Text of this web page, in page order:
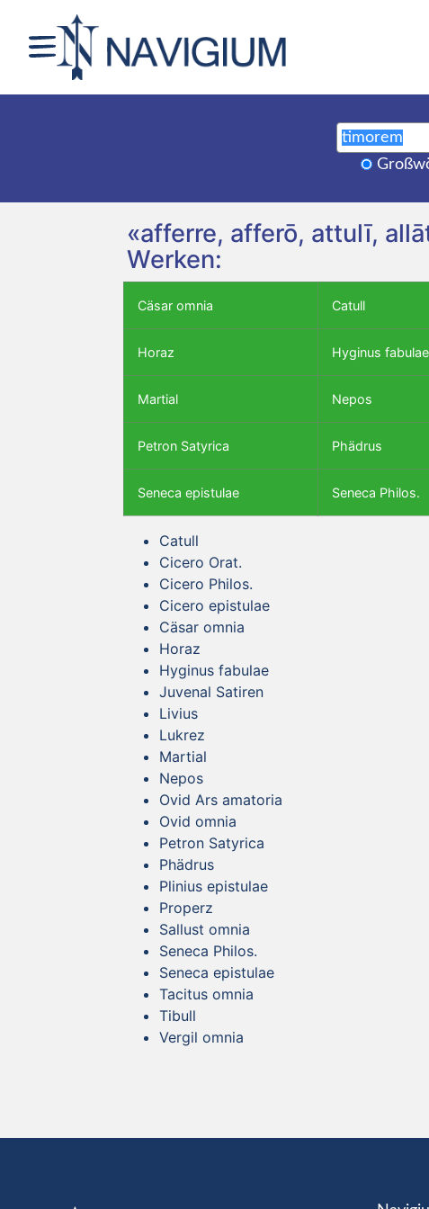
«afferre, afferō, attulī,
Werken:
Cäsar omnia Catull
Horaz Hyginus fabulae
Martial Nepos
Petron Satyrica Phädrus
Seneca epistulae Seneca Philos.
Catull
Cicero Orat.
Cicero Philos.
Cicero epistulae
Cäsar omnia
Horaz
Hyginus fabulae
Juvenal Satiren
Livius
Lukrez
Martial
Nepos
Ovid Ars amatoria
Ovid omnia
Petron Satyrica
Phädrus
Plinius epistulae
Properz
Sallust omnia
Seneca Philos.
Seneca epistulae
Tacitus omnia
Tibull
Vergil omnia